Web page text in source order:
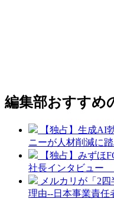
編集部おすすめ
【独占】生成
ニーが人材削減に
【独占】みずほ
社長インタビュー
メルカリが「2
理由--日本事業責任